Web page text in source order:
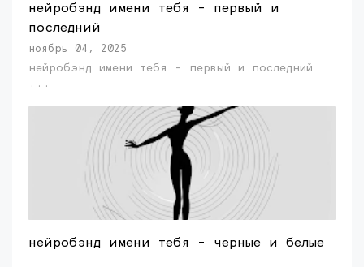
нейробэнд имени тебя - первый и
последний
ноябрь 04, 2025
нейробэнд имени тебя - первый и последний
...
нейробэнд имени тебя - черные и белые